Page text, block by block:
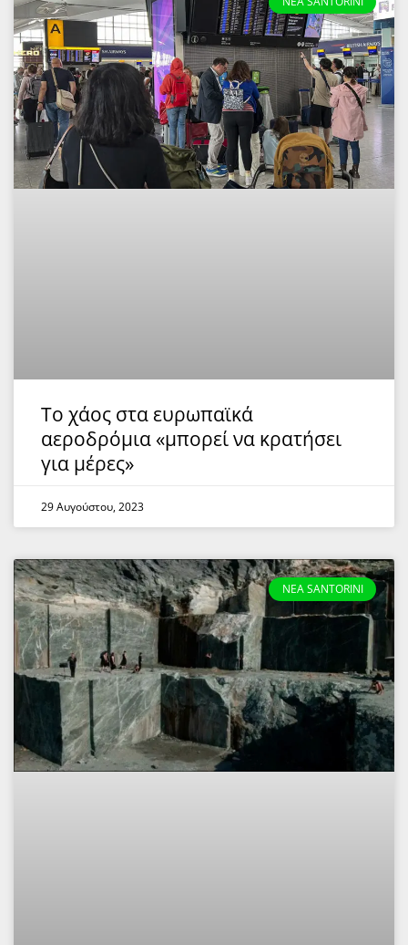
Το χάος στα ευρωπαϊκά
αεροδρόμια «μπορεί να κρατήσει
για μέρες»
29 Αυγούστου, 2023
NEA SANTORINI